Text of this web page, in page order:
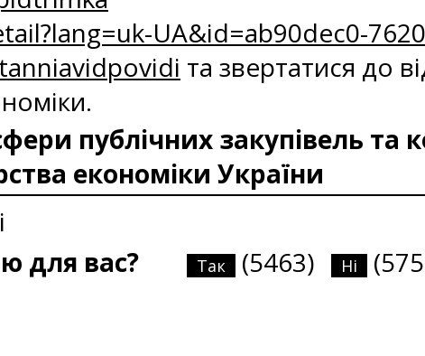
UA&id=ab90dec0-
та звертатися до
публічних закупівель та
економіки України
для вас?
Так (5463) Ні